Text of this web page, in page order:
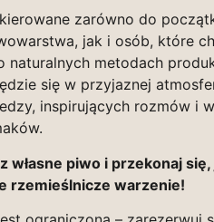
zarówno do
jak i osób, które
naturalnych metodach
się w przyjaznej
inspirujących rozmów i
własne piwo i przekonaj
rzemieślnicze warzenie!